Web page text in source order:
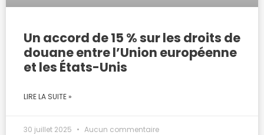
Un accord de 15 % sur les droits de
douane entre l’Union européenne
et les États-Unis
LIRE LA SUITE »
30 juillet 2025 Aucun commentaire